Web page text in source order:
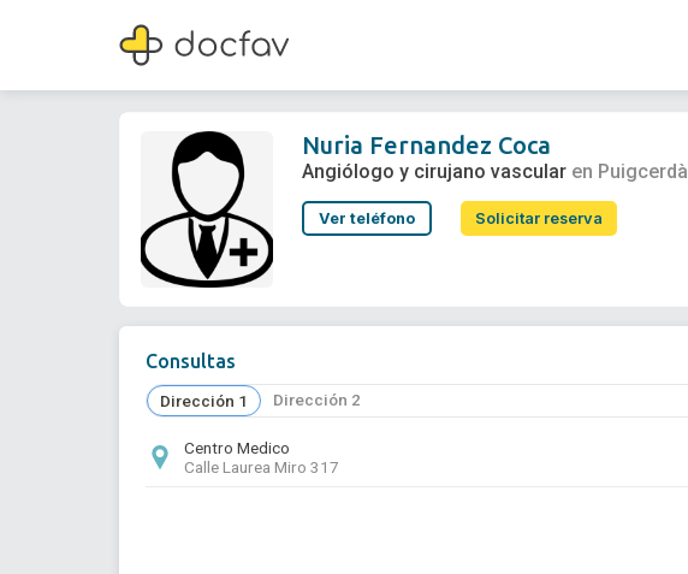
Nuria Fernandez Coca
Angiólogo y cirujano vascular
Nuria Fernandez Coca
Angiólogo y cirujano vascular en Puigcerdà
Ver teléfono Solicitar reserva
Consultas
Dirección 1 Dirección 2
Centro Medico
Calle Laurea Miro 317